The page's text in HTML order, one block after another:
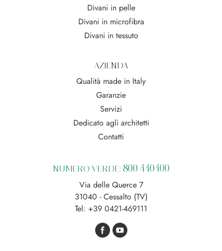
Divani in pelle
Divani in microfibra
Divani in tessuto
AZIENDA
Qualità made in Italy
Garanzie
Servizi
Dedicato agli architetti
Contatti
NUMERO VERDE: 800 440400
Via delle Querce 7
31040 - Cessalto (TV)
Tel: +39 0421-469111